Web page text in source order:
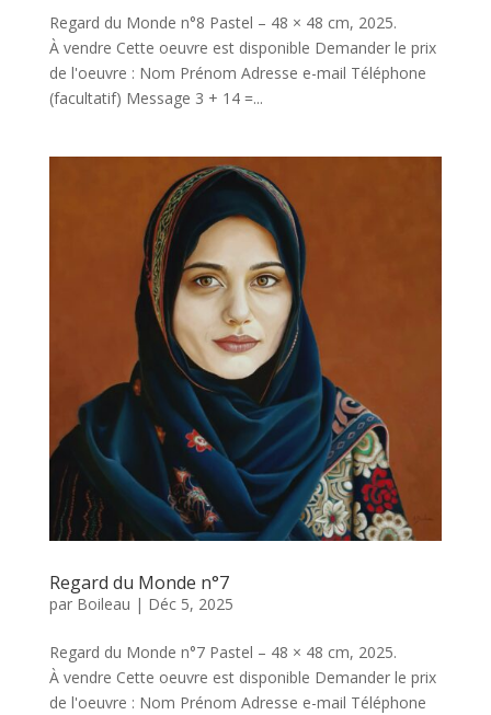
Regard du Monde n°8 Pastel – 48 × 48 cm, 2025.
À vendre Cette oeuvre est disponible Demander le prix
de l'oeuvre : Nom Prénom Adresse e-mail Téléphone
(facultatif) Message 3 + 14 =...
Regard du Monde n°7
par Boileau | Déc 5, 2025
Regard du Monde n°7 Pastel – 48 × 48 cm, 2025.
À vendre Cette oeuvre est disponible Demander le prix
de l'oeuvre : Nom Prénom Adresse e-mail Téléphone